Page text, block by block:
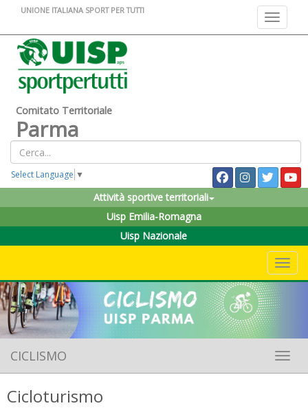
Toggle
UNIONE ITALIANA SPORT PER TUTTI
Comitato Territoriale
Parma
Select Language ▼
Attività sportive territoriali
Uisp Emilia-Romagna
Uisp Nazionale
CICLISMO
Cicloturismo